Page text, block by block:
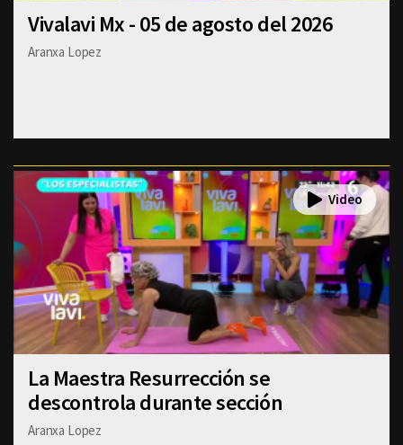
Vivalavi Mx - 05 de agosto del 2026
Aranxa Lopez
La Maestra Resurrección se
descontrola durante sección
Aranxa Lopez